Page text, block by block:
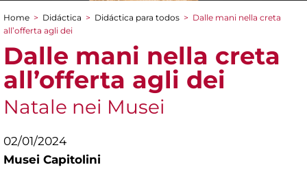
You are here
Home > Didáctica > Didáctica para todos > Dalle mani nella creta
all’offerta agli dei
Dalle mani nella creta
all’offerta agli dei
Natale nei Musei
02/01/2024
Musei Capitolini